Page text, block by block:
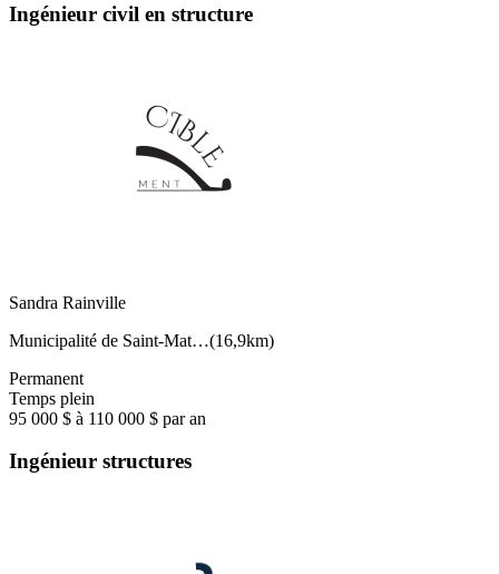
Ingénieur civil en structure
Sandra Rainville
Municipalité de Saint-Mat…(16,9km)
Permanent
Temps plein
95 000 $ à 110 000 $ par an
Ingénieur structures